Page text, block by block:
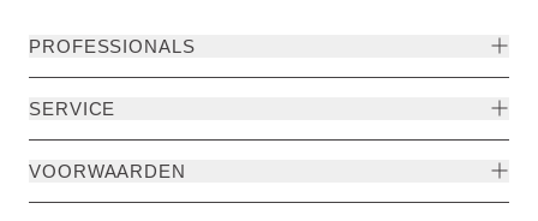
PROFESSIONALS
SERVICE
VOORWAARDEN